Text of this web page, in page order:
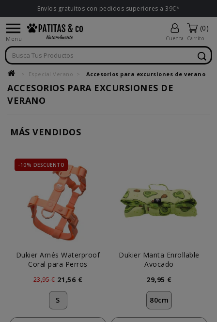
Envíos gratuitos con pedidos superiores a 39€*

Menu Cuenta
(0)
Carrito
Especial Verano Accesorios para excursiones de verano
ACCESORIOS PARA EXCURSIONES DE
VERANO
MÁS VENDIDOS
-10% DESCUENTO
Dukier Arnés Waterproof
Coral para Perros
23,95 € 21,56 €
S
Dukier Manta Enrollable
Avocado
29,95 €
80cm